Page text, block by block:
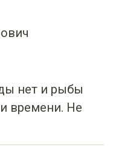
нет и рыбы
и времени. Не